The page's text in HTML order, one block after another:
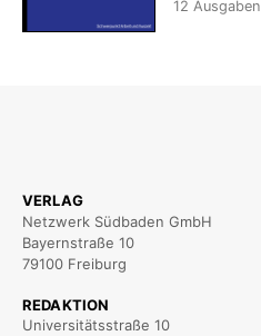
12 Ausgaben
VERLAG
Netzwerk Südbaden GmbH
Bayernstraße 10
79100 Freiburg
REDAKTION
Universitätsstraße 10